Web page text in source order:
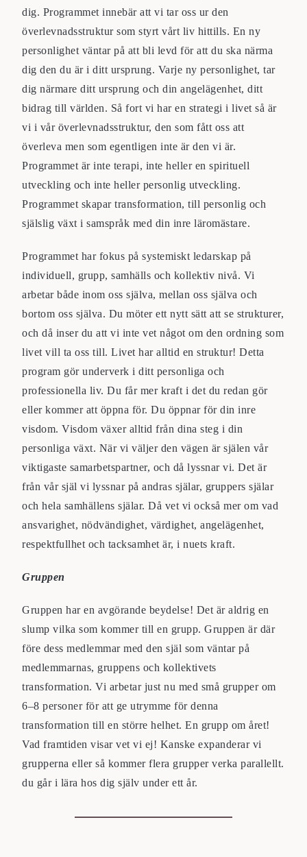
dig. Programmet innebär att vi tar oss ur den
överlevnadsstruktur som styrt vårt liv hittills. En ny
personlighet väntar på att bli levd för att du ska närma
dig den du är i ditt ursprung. Varje ny personlighet, tar
dig närmare ditt ursprung och din angelägenhet, ditt
bidrag till världen. Så fort vi har en strategi i livet så är
vi i vår överlevnadsstruktur, den som fått oss att
överleva men som egentligen inte är den vi är.
Programmet är inte terapi, inte heller en spirituell
utveckling och inte heller personlig utveckling.
Programmet skapar transformation, till personlig och
själslig växt i samspråk med din inre läromästare.
Programmet har fokus på systemiskt ledarskap på
individuell, grupp, samhälls och kollektiv nivå. Vi
arbetar både inom oss själva, mellan oss själva och
bortom oss själva. Du möter ett nytt sätt att se strukturer,
och då inser du att vi inte vet något om den ordning som
livet vill ta oss till. Livet har alltid en struktur!Detta
program gör underverk i ditt personliga och
professionella liv. Du får mer kraft i det du redan gör
eller kommer att öppna för. Du öppnar för din inre
visdom. Visdom växer alltid från dina steg i din
personliga växt. När vi väljer den vägen är själen vår
viktigaste samarbetspartner, och då lyssnar vi. Det är
från vår själ vi lyssnar på andras själar, gruppers själar
och hela samhällens själar. Då vet vi också mer om vad
ansvarighet, nödvändighet, värdighet, angelägenhet,
respektfullhet och tacksamhet är, i nuets kraft.
Gruppen
Gruppen har en avgörande beydelse! Det är aldrig en
slump vilka som kommer till en grupp. Gruppen är där
före dess medlemmar med den själ som väntar på
medlemmarnas, gruppens och kollektivets
transformation. Vi arbetar just nu med små grupper om
6–8 personer för att ge utrymme för denna
transformation till en större helhet. En grupp om året!
Vad framtiden visar vet vi ej! Kanske expanderar vi
grupperna eller så kommer flera grupper verka parallellt.
du går i lära hos dig själv under ett år.